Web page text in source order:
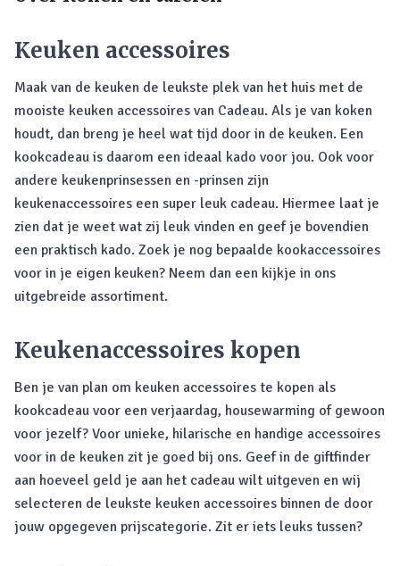
Keuken accessoires
Maak van de keuken de leukste plek van het huis met de
mooiste keuken accessoires van Cadeau. Als je van koken
houdt, dan breng je heel wat tijd door in de keuken. Een
kookcadeau is daarom een ideaal kado voor jou. Ook voor
andere keukenprinsessen en -prinsen zijn
keukenaccessoires een super leuk cadeau. Hiermee laat je
zien dat je weet wat zij leuk vinden en geef je bovendien
een praktisch kado. Zoek je nog bepaalde kookaccessoires
voor in je eigen keuken? Neem dan een kijkje in ons
uitgebreide assortiment.
Keukenaccessoires kopen
Ben je van plan om keuken accessoires te kopen als
kookcadeau voor een verjaardag, housewarming of gewoon
voor jezelf? Voor unieke, hilarische en handige accessoires
voor in de keuken zit je goed bij ons. Geef in de giftfinder
aan hoeveel geld je aan het cadeau wilt uitgeven en wij
selecteren de leukste keuken accessoires binnen de door
jouw opgegeven prijscategorie. Zit er iets leuks tussen?